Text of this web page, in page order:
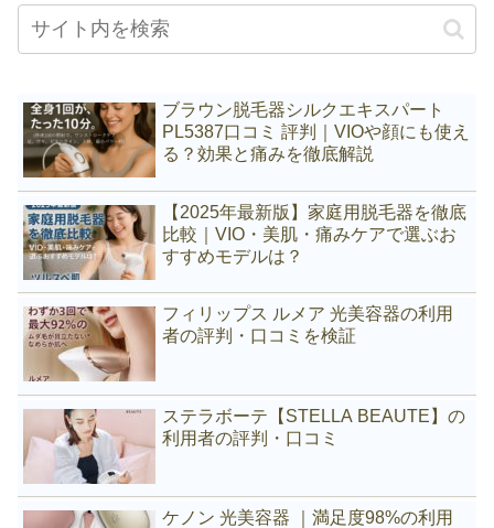
ブラウン脱毛器シルクエキスパート
PL5387口コミ 評判｜VIOや顔にも使え
る？効果と痛みを徹底解説
【2025年最新版】家庭用脱毛器を徹底
比較｜VIO・美肌・痛みケアで選ぶお
すすめモデルは？
フィリップス ルメア 光美容器の利用
者の評判・口コミを検証
ステラボーテ【STELLA BEAUTE】の
利用者の評判・口コミ
ケノン 光美容器 ｜満足度98%の利用